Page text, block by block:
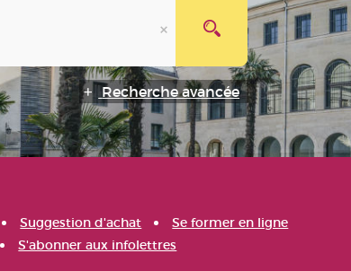
Recherche avancée
Suggestion d'achat
Se former en ligne
S'abonner aux infolettres